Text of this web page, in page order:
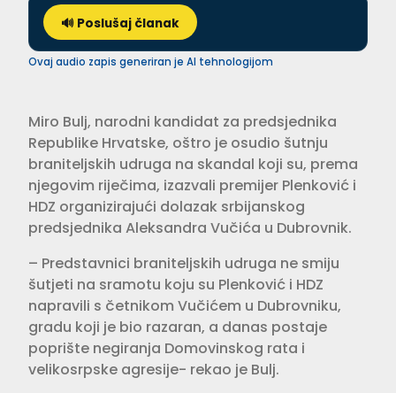
🔊 Poslušaj članak
Ovaj audio zapis generiran je AI tehnologijom
Miro Bulj, narodni kandidat za predsjednika
Republike Hrvatske, oštro je osudio šutnju
braniteljskih udruga na skandal koji su, prema
njegovim riječima, izazvali premijer Plenković i
HDZ organizirajući dolazak srbijanskog
predsjednika Aleksandra Vučića u Dubrovnik.
– Predstavnici braniteljskih udruga ne smiju
šutjeti na sramotu koju su Plenković i HDZ
napravili s četnikom Vučićem u Dubrovniku,
gradu koji je bio razaran, a danas postaje
poprište negiranja Domovinskog rata i
velikosrpske agresije- rekao je Bulj.